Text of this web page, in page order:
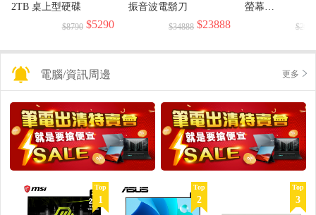
2TB 桌上型硬碟
$8790 $5290
振音波電鬍刀
$34888 $23888
螢幕
(1920x1080/$2990
電腦/資訊周邊 更多
Top
1
Top
2
Top
3